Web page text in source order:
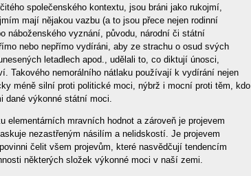
společenského kontextu, jsou bráni jako rukojmí,
mají nějakou vazbu (a to jsou přece nejen rodinní
náboženského vyznání, původu, národní či státní
nebo nepřímo vydíráni, aby ze strachu o osud svých
letadlech apod., udělali to, co diktují únosci,
Takového nemorálního nátlaku používají k vydírání nejen
méně silní proti politické moci, nýbrž i mocní proti těm, kdo
dané výkonné státní moci.
elementárních mravních hodnot a zároveň je projevem
nezastřeným násilím a nelidskostí. Je projevem
čelit všem projevům, které nasvědčují tendencím
některých složek výkonné moci v naší zemi.